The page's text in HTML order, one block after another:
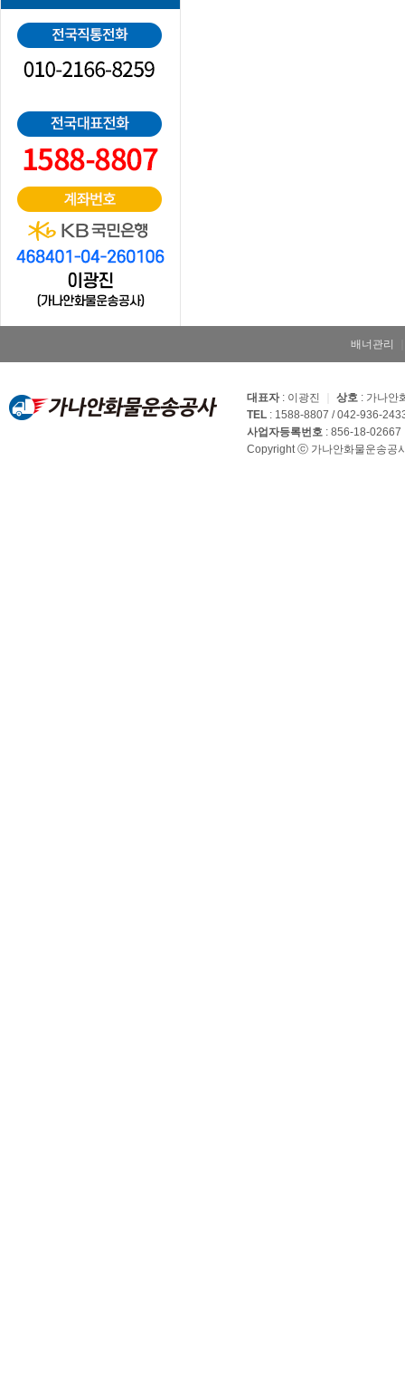
배너관리
대표자: 이광진 상호 : 가나안
TEL : 1588-8807 / 042-936-
사업자등록번호 : 856-18-02667
Copyright ⓒ 가나안화물운송공